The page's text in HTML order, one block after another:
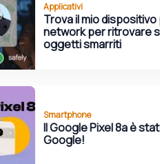
Applicativi
Trova il mio
network per ritrovare
oggetti smarriti
Smartphone
Il Google Pixel 8a è
Google!